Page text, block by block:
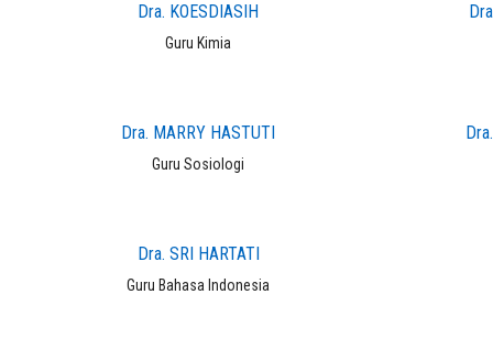
Dra. KOESDIASIH
Guru Kimia
Dra. MARRY HASTUTI
Guru Sosiologi
Dra. SRI HARTATI
Guru Bahasa Indonesia